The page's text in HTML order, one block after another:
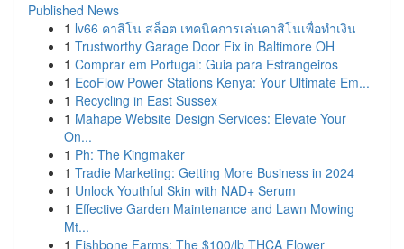
Published News
1 lv66 คาสิโน สล็อต เทคนิคการเล่นคาสิโนเพื่อทำเงิน
1 Trustworthy Garage Door Fix in Baltimore OH
1 Comprar em Portugal: Guia para Estrangeiros
1 EcoFlow Power Stations Kenya: Your Ultimate Em...
1 Recycling in East Sussex
1 Mahape Website Design Services: Elevate Your
On...
1 Ph: The Kingmaker
1 Tradie Marketing: Getting More Business in 2024
1 Unlock Youthful Skin with NAD+ Serum
1 Effective Garden Maintenance and Lawn Mowing
Mt...
1 Fishbone Farms: The $100/lb THCA Flower